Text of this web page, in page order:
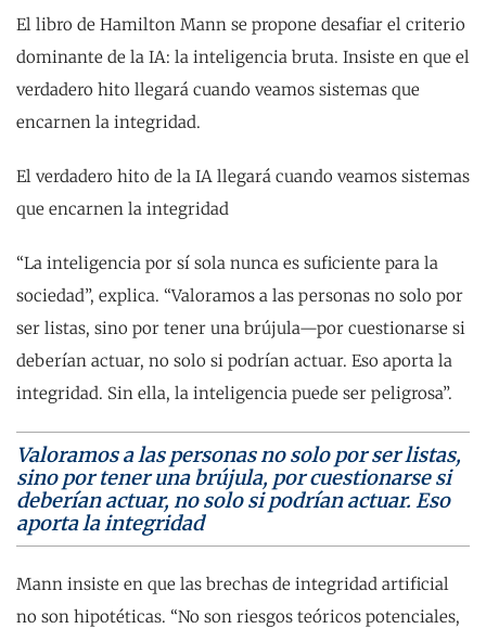
El libro de Hamilton Mann se propone desafiar el criterio
dominante de la IA: la inteligencia bruta. Insiste en que el
verdadero hito llegará cuando veamos sistemas que
encarnen la integridad.
El verdadero hito de la IA llegará cuando veamos sistemas
que encarnen la integridad
“La inteligencia por sí sola nunca es suficiente para la
sociedad”, explica. “Valoramos a las personas no solo por
ser listas, sino por tener una brújula—por cuestionarse si
deberían actuar, no solo si podrían actuar. Eso aporta la
integridad. Sin ella, la inteligencia puede ser peligrosa”.
Valoramos a las personas no solo por ser listas,
sino por tener una brújula, por cuestionarse si
deberían actuar, no solo si podrían actuar. Eso
aporta la integridad
Mann insiste en que las brechas de integridad artificial
no son hipotéticas. “No son riesgos teóricos potenciales,